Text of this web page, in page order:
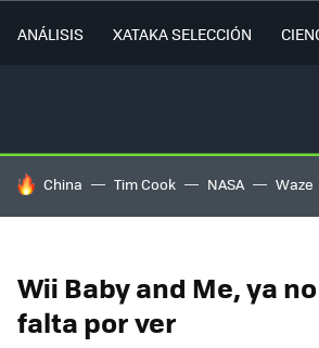
ANÁLISIS XATAKA SELECCIÓN
HOY SE HABLA DE
China Tim Cook NASA Waze
Wii Baby and Me, ya
falta por ver